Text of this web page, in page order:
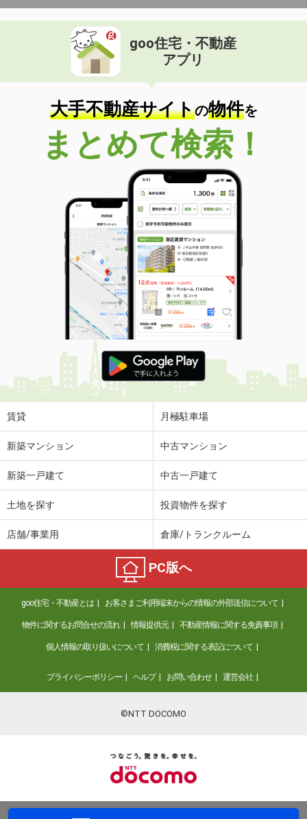
goo住宅・不動産
アプリ
大手不動産サイトの物件を
まとめて検索！
賃貸 月極駐車場
新築マンション 中古マンション
新築一戸建て 中古一戸建て
土地を探す 投資物件を探す
店舗/事業用 倉庫/トランクルーム
PC版へ
goo住宅・不動産とは お客さまご利用端末からの情報の外部送信について
物件に関するお問合せの流れ 情報提供元 不動産情報に関する免責事項
個人情報の取り扱いについて 消費税に関する表記について
プライバシーポリシー ヘルプ お問い合わせ 運営会社
©NTT DOCOMO